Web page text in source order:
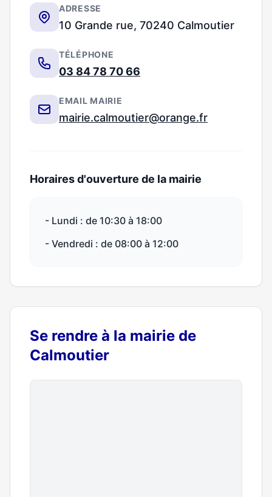
ADRESSE
10 Grande rue, 70240 Calmoutier
TÉLÉPHONE
03 84 78 70 66
EMAIL MAIRIE
mairie.calmoutier@orange.fr
Horaires d'ouverture de la mairie
- Lundi : de 10:30 à 18:00
- Vendredi : de 08:00 à 12:00
Se rendre à la mairie de
Calmoutier